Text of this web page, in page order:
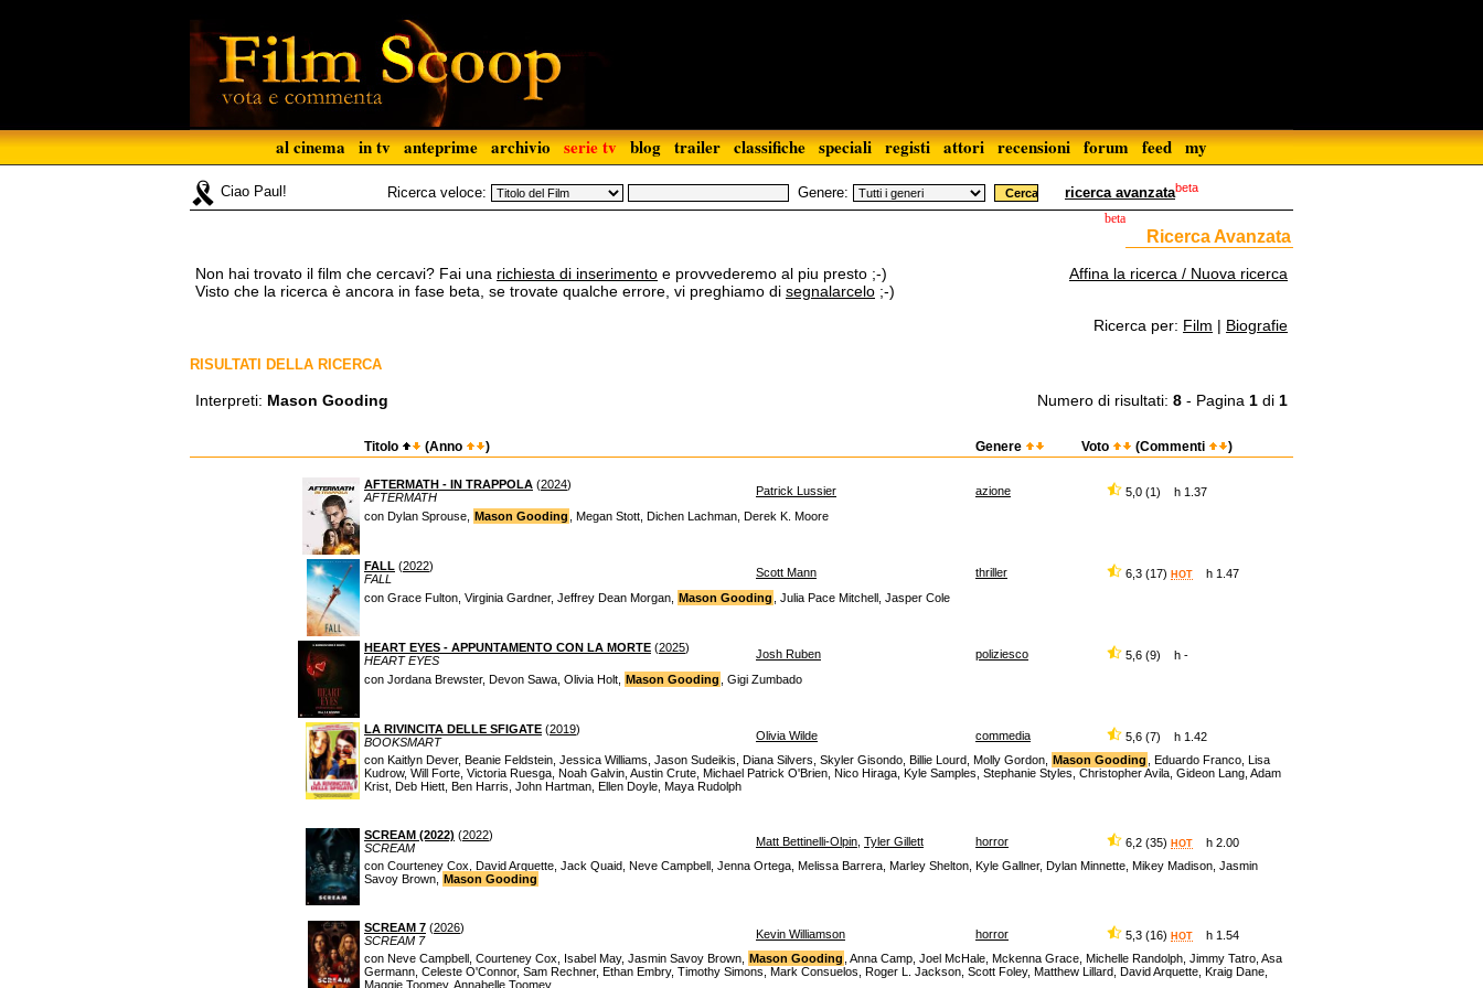
al cinema in tv anteprime archivio serie tv blog trailer classifiche speciali registi attori recensioni forum feed my
Ciao Paul! Ricerca veloce: Genere: ricerca avanzatabeta
Ricerca Avanzata
beta
Affina la ricerca / Nuova ricerca
Non hai trovato il film che cercavi? Fai una richiesta di inserimento e provvederemo al piu presto ;-)
Visto che la ricerca è ancora in fase beta, se trovate qualche errore, vi preghiamo di segnalarcelo ;-)
Ricerca per: Film | Biografie
RISULTATI DELLA RICERCA
Numero di risultati: 8 - Pagina 1 di 1
Interpreti: Mason Gooding
Titolo (Anno ) Genere Voto (Commenti )
AFTERMATH - IN TRAPPOLA (2024)
AFTERMATH
Patrick Lussier azione
5,0 (1) h 1.37
con Dylan Sprouse, Mason Gooding , Megan Stott, Dichen Lachman, Derek K. Moore
FALL (2022)
FALL
Scott Mann thriller 6,3 (17) HOT h 1.47
con Grace Fulton, Virginia Gardner, Jeffrey Dean Morgan, Mason Gooding , Julia Pace Mitchell, Jasper Cole
HEART EYES - APPUNTAMENTO CON LA MORTE (2025)
HEART EYES
Josh Ruben poliziesco
5,6 (9) h -
con Jordana Brewster, Devon Sawa, Olivia Holt, Mason Gooding , Gigi Zumbado
LA RIVINCITA DELLE SFIGATE (2019)
BOOKSMART
Olivia Wilde commedia
5,6 (7) h 1.42
con Kaitlyn Dever, Beanie Feldstein, Jessica Williams, Jason Sudeikis, Diana Silvers, Skyler Gisondo, Billie Lourd, Molly Gordon, Mason Gooding
, Eduardo Franco, Lisa
Kudrow, Will Forte, Victoria Ruesga, Noah Galvin, Austin Crute, Michael Patrick O'Brien, Nico Hiraga, Kyle Samples, Stephanie Styles, Christopher Avila, Gideon Lang, Adam
Krist, Deb Hiett, Ben Harris, John Hartman, Ellen Doyle, Maya Rudolph
SCREAM (2022) (2022)
SCREAM
Matt Bettinelli-Olpin Tyler Gillett horror 6,2 (35) HOT h 2.00
con Courteney Cox, David Arquette, Jack Quaid, Neve Campbell, Jenna Ortega, Melissa Barrera, Marley Shelton, Kyle Gallner, Dylan Minnette, Mikey Madison, Jasmin
Savoy Brown, Mason Gooding
SCREAM 7 (2026)
SCREAM 7
Kevin Williamson horror 5,3 (16) HOT h 1.54
con Neve Campbell, Courteney Cox, Isabel May, Jasmin Savoy Brown, Mason Gooding , Anna Camp, Joel McHale, Mckenna Grace, Michelle Randolph, Jimmy Tatro, Asa
Germann, Celeste O'Connor, Sam Rechner, Ethan Embry, Timothy Simons, Mark Consuelos, Roger L. Jackson, Scott Foley, Matthew Lillard, David Arquette, Kraig Dane,
Maggie Toomey, Annabelle Toomey